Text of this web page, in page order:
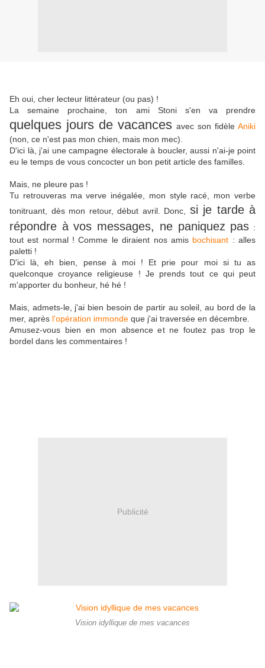
Eh oui, cher lecteur littérateur (ou pas) !
La semaine prochaine, ton ami Stoni s'en va prendre
quelques jours de vacancesavec son fidèleAniki
(non, ce n'est pas mon chien, mais mon mec).
D'ici là, j'ai une campagne électorale à boucler, aussi n'ai-je point
eu le temps de vous concocter un bon petit article des familles.
Mais, ne pleure pas !
Tu retrouveras ma verve inégalée, mon style racé, mon verbe
tonitruant, dès mon retour, début avril. Donc, si je tarde à
répondre à vos messages, ne paniquez pas :
tout est normal ! Comme le diraient nos amis bochisant : alles
paletti !
D'ici là, eh bien, pense à moi ! Et prie pour moi si tu as
quelconque croyance religieuse ! Je prends tout ce qui peut
m'apporter du bonheur, hé hé !
Mais, admets-le, j'ai bien besoin de partir au soleil, au bord de la
mer, après l'opération immonde que j'ai traversée en décembre.
Amusez-vous bien en mon absence et ne foutez pas trop le
bordel dans les commentaires !
Publicité
Vision idyllique de mes vacances